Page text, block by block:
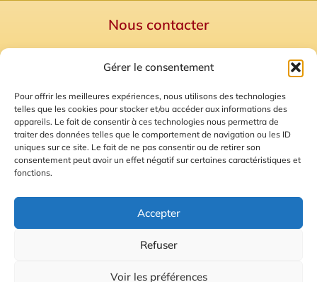
Gérer le consentement
Pour offrir les meilleures expériences, nous utilisons des technologies
telles que les cookies pour stocker et/ou accéder aux informations des
appareils. Le fait de consentir à ces technologies nous permettra de
traiter des données telles que le comportement de navigation ou les ID
uniques sur ce site. Le fait de ne pas consentir ou de retirer son
consentement peut avoir un effet négatif sur certaines caractéristiques et
fonctions.
Accepter
Refuser
Voir les préférences
Nous contacter
Mentions Légales
Plan du site
Gestion des Cookies
© 2026 Radio Calade